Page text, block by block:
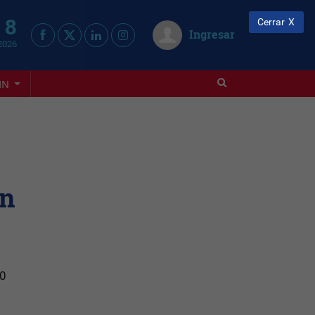
Ingresar
Cerrar